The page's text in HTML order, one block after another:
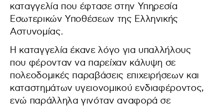
καταγγελία που έφτασε στην Υπηρεσία
Εσωτερικών Υποθέσεων της Ελληνικής
Αστυνομίας.
Η καταγγελία έκανε λόγο για υπαλλήλους
που φέρονταν να παρείχαν κάλυψη σε
πολεοδομικές παραβάσεις επιχειρήσεων και
καταστημάτων υγειονομικού ενδιαφέροντος,
ενώ παράλληλα γινόταν αναφορά σε